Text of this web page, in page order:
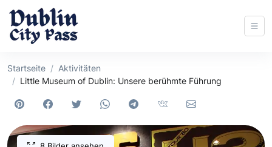
Startseite
Aktivitäten
Little Museum of Dublin: Unsere berühmte Führung